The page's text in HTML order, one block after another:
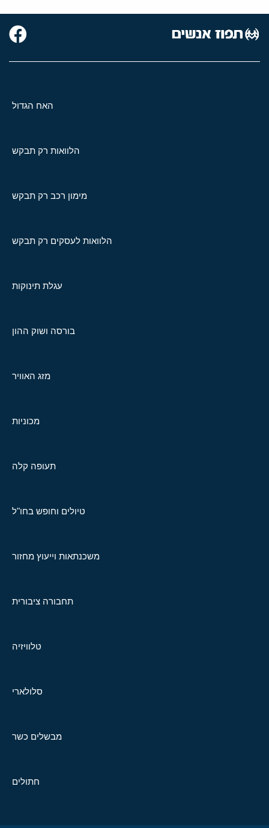
האח הגדול
הלוואות רק תבקש
מימון רכב רק תבקש
הלוואות לעסקים רק תבקש
עגלת תינוקות
בורסה ושוק ההון
מזג האוויר
מכוניות
תעופה קלה
טיולים וחופש בחו"ל
משכנתאות וייעוץ מחזור
תחבורה ציבורית
טלוויזיה
סלולארי
מבשלים כשר
חתולים